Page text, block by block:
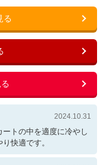
2024.10.31
トの中を適度に冷やし
快適です。